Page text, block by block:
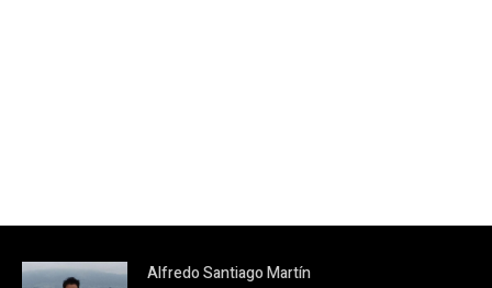
Alfredo Santiago Martín